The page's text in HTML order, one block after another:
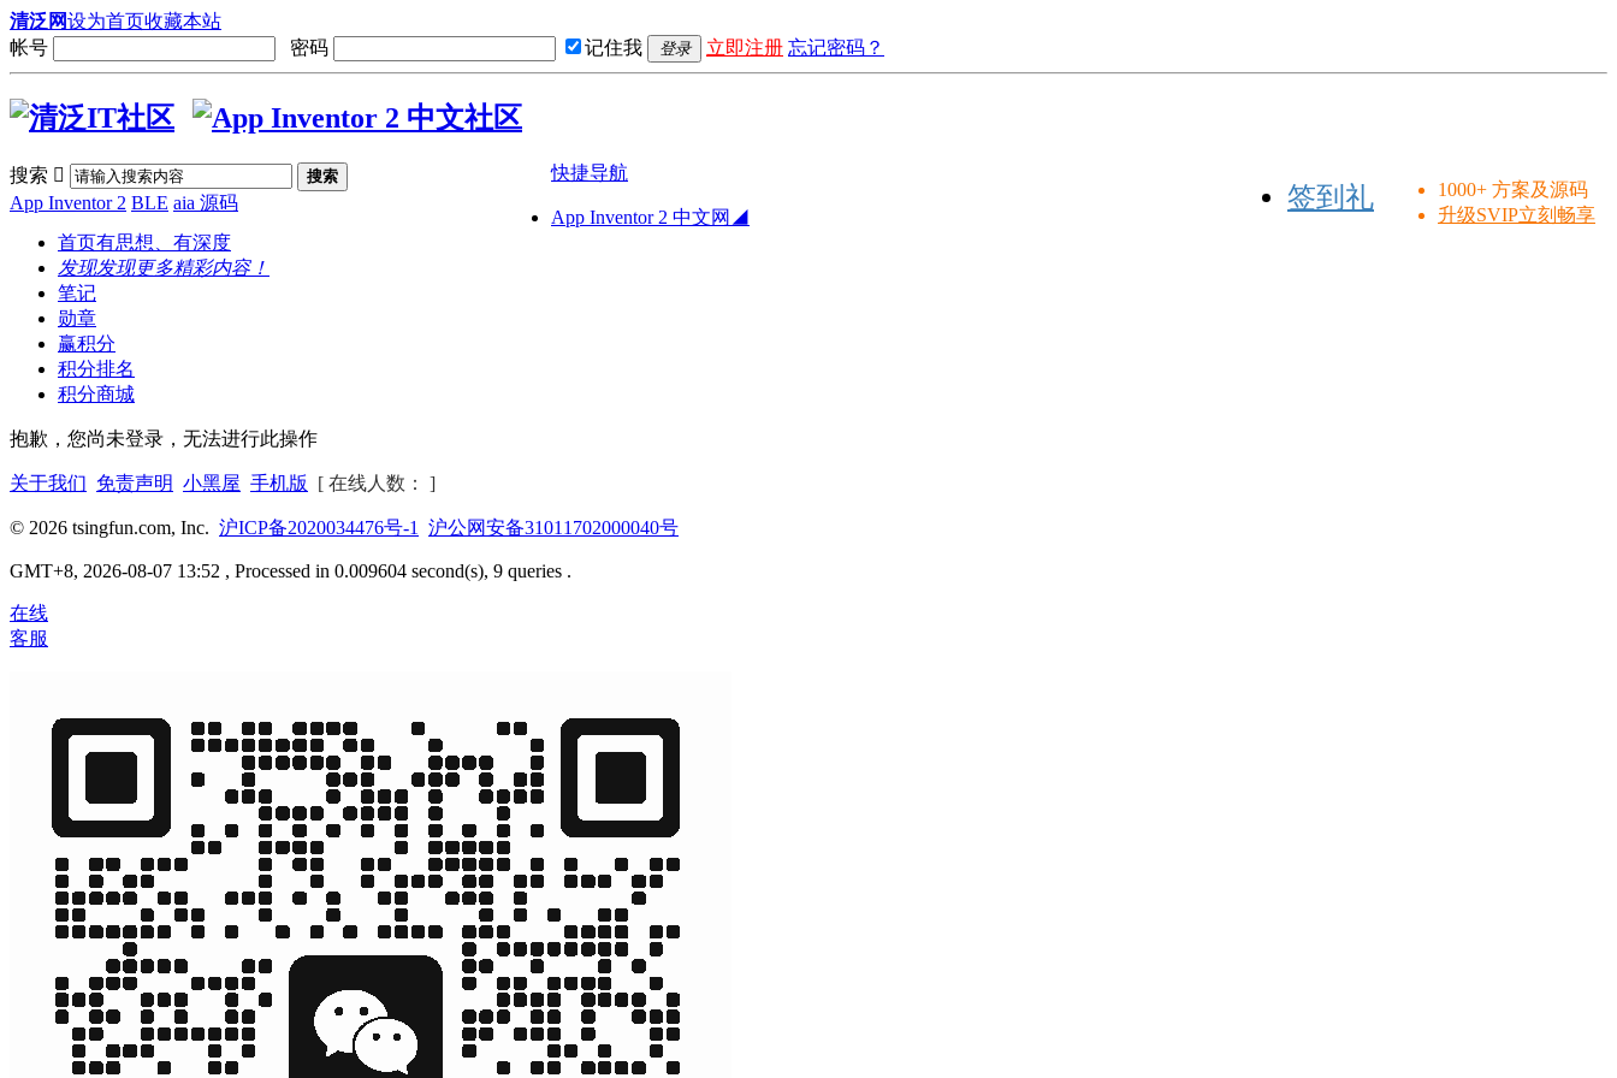
清泛网设为首页收藏本站
帐号
密码 记住我 登录 立即注册 忘记密码？
搜索  搜索
App Inventor 2 BLE aia 源码 签到礼
1000+ 方案及源码
升级SVIP立刻畅享
快捷导航
App Inventor 2 中文网◢
首页有思想、有深度
发现发现更多精彩内容！
笔记
勋章
赢积分
积分排名
积分商城
抱歉，您尚未登录，无法进行此操作
关于我们 免责声明 小黑屋 手机版 [ 在线人数： ]
© 2026 tsingfun.com, Inc. 沪ICP备2020034476号-1 沪公网安备31011702000040号
GMT+8, 2026-08-07 13:52 , Processed in 0.009604 second(s), 9 queries .
在线
客服